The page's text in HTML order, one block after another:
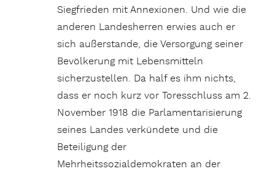
Siegfrieden mit Annexionen. Und wie die
anderen Landesherren erwies auch er
sich außerstande, die Versorgung seiner
Bevölkerung mit Lebensmitteln
sicherzustellen. Da half es ihm nichts,
dass er noch kurz vor Toresschluss am 2.
November 1918 die Parlamentarisierung
seines Landes verkündete und die
Beteiligung der
Mehrheitssozialdemokraten an der